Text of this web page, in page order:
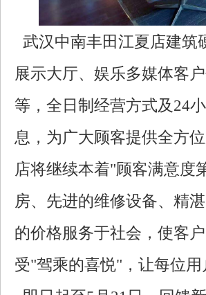
武汉中南丰田江夏店建筑
展示大厅、娱乐多媒体客
等，全日制经营方式及24
息，为广大顾客提供全方
店将继续本着"顾客满意度
房、先进的维修设备、精
的价格服务于社会，使客
受"驾乘的喜悦"，让每位